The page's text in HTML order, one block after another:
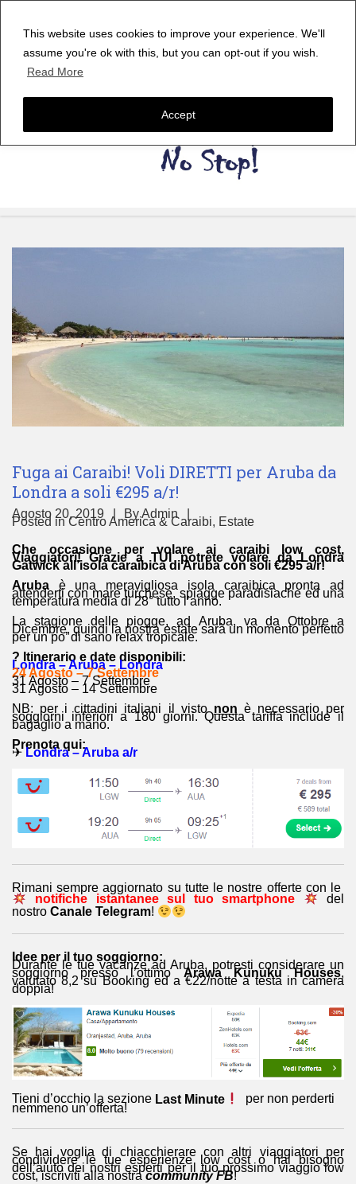
This website uses cookies to improve your experience. We'll
assume you're ok with this, but you can opt-out if you wish.
Read More
Accept
Fuga ai Caraibi! Voli DIRETTI per Aruba da
Londra a soli €295 a/r!
Agosto 20, 2019 ByAdmin
Posted inCentro America & Caraibi, Estate
Che occasione per volare ai caraibi low cost,
Viaggiatori! Grazie a TUI potrete volare da Londra
Gatwick all’isola caraibica di Aruba con soli €295 a/r!
Aruba è una meravigliosa isola caraibica pronta ad
attenderti con mare turchese, spiagge paradisiache ed una
temperatura media di 28° tutto l’anno.
La stagione delle piogge, ad Aruba, va da Ottobre a
Dicembre, quindi la nostra estate sarà un momento perfetto
per un po’ di sano relax tropicale.
? Itinerario e date disponibili:
Londra – Aruba – Londra
24 Agosto – 7 Settembre
31 Agosto – 7 Settembre
31 Agosto – 14 Settembre
NB: per i cittadini italiani il vistonon è necessario per
soggiorni inferiori a 180 giorni. Questa tariffa include il
bagaglio a mano.
Prenota qui:
✈ Londra – Aruba a/r
Rimani sempre aggiornato su tutte le nostre offerte con le
notifiche istantanee sul tuo smartphone
del
nostro Canale Telegram!
Idee per il tuo soggiorno:
Durante le tue vacanze ad Aruba, potresti considerare un
soggiorno presso l’ottimoArawa Kunuku Houses,
valutato 8,2 su Booking ed a €22/notte a testa in camera
doppia!
Tieni d’occhio la sezione Last Minute per non perderti
nemmeno un’offerta!
Se hai voglia di chiacchierare con altri viaggiatori per
condividere le tue esperienze low cost o hai bisogno
dell’aiuto dei nostri esperti per il tuo prossimo viaggio low
cost, iscriviti alla nostracommunity FB!